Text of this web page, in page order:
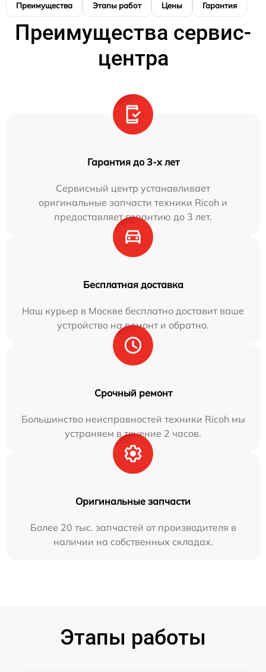
Преимущества Этапы работ Цены Гарантия
Преимущества сервис-
центра
Гарантия до 3-х лет
Сервисный центр устанавливает
оригинальные запчасти техники Ricoh и
предоставляет гарантию до 3 лет.
Бесплатная доставка
Наш курьер в Москве бесплатно доставит ваше
устройство на ремонт и обратно.
Срочный ремонт
Большинство неисправностей техники Ricoh мы
устраняем в течение 2 часов.
Оригинальные запчасти
Более 20 тыс. запчастей от производителя в
наличии на собственных складах.
Этапы работы